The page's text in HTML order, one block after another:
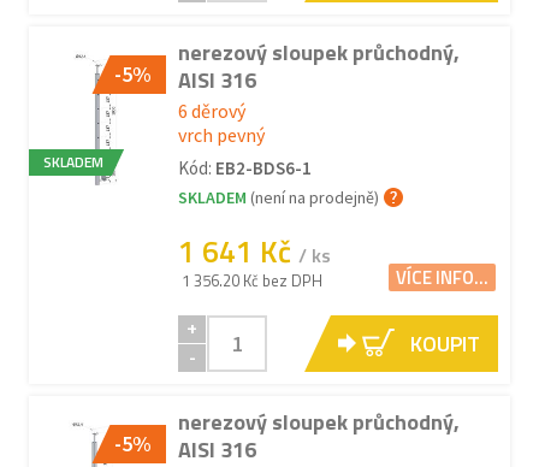
-5%
SKLADEM
nerezový sloupek průchodný,
AISI 316
6 děrový
vrch pevný
Kód: EB2-BDS6-1
SKLADEM (není na prodejně)
1 641 Kč / ks
1 356.20 Kč bez DPH VÍCE INFO...
+
-
KOUPIT
-5%
nerezový sloupek průchodný,
AISI 316